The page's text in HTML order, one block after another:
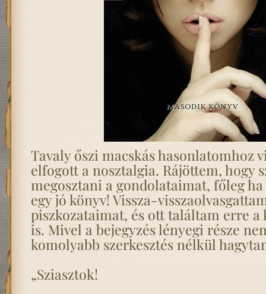
Tavaly őszi macskás hasonlatomhoz
elfogott a nosztalgia. Rájöttem, hogy
megosztani a gondolataimat, főleg
egy jó könyv! Vissza-
piszkozataimat, és ott találtam erre a
is. Mivel a bejegyzés lényegi része
komolyabb szerkesztés nélkül
„Sziasztok!